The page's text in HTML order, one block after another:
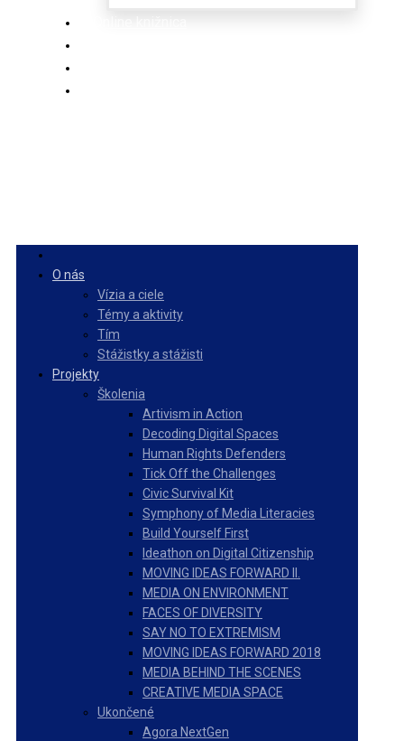
O nás
Vízia a ciele
Témy a aktivity
Tím
Stážistky a stážisti
Projekty
Školenia
Artivism in Action
Decoding Digital Spaces
Human Rights Defenders
Tick Off the Challenges
Civic Survival Kit
Symphony of Media Literacies
Build Yourself First
Ideathon on Digital Citizenship
MOVING IDEAS FORWARD II.
MEDIA ON ENVIRONMENT
FACES OF DIVERSITY
SAY NO TO EXTREMISM
MOVING IDEAS FORWARD 2018
MEDIA BEHIND THE SCENES
CREATIVE MEDIA SPACE
Ukončené
Agora NextGen